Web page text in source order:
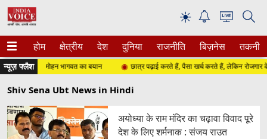
☀
होम क्षेत्रीय देश दुनिया राजनीति बिज़नेस तकनीक
न्यूज़ फ्लैश
है तो...", मोहन भागवत का बयान छात्र पढ़ाई करते हैं, पैसा खर्च करते हैं, लेकिन रोजगार के
Shiv Sena Ubt News in Hindi
अयोध्या के राम मंदिर का चढ़ावा विवाद पूरे
देश के लिए शर्मनाक : संजय राउत